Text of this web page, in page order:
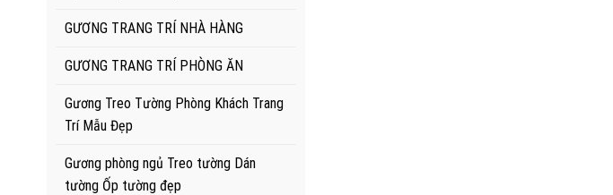
GƯƠNG TRANG TRÍ NHÀ HÀNG
GƯƠNG TRANG TRÍ PHÒNG ĂN
Gương Treo Tường Phòng Khách Trang
Trí Mẫu Đẹp
Gương phòng ngủ Treo tường Dán
tường Ốp tường đẹp